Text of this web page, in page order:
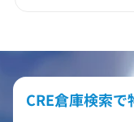
CRE倉庫検索